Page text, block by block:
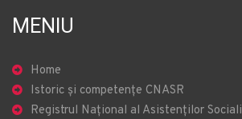
MENIU
Home
Istoric și competențe CNASR
Registrul Național al Asistenților Sociali